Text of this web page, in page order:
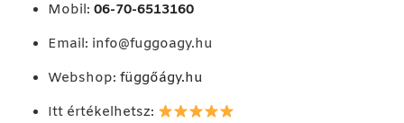
Mobil: 06-70-6513160
Email: info@fuggoagy.hu
Webshop: függőágy.hu
Itt értékelhetsz: